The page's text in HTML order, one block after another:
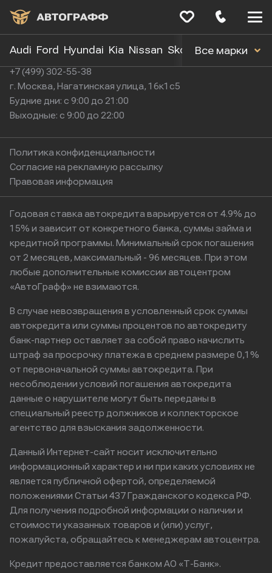
Audi Ford Hyundai Kia Nissan Skoda Toyota
Все марки
+7 (499) 302-55-38
г. Москва, Нагатинская улица, 16к1с5
Будние дни: с 9:00 до 21:00
Выходные: с 9:00 до 22:00
Политика конфиденциальности
Согласие на рекламную рассылку
Правовая информация
Годовая ставка автокредита варьируется от 4.9% до
15% и зависит от конкретного банка, суммы займа и
кредитной программы. Минимальный срок погашения
от 2 месяцев, максимальный - 96 месяцев. При этом
любые дополнительные комиссии автоцентром
«АвтоГрафф» не взимаются.
В случае невозвращения в условленный срок суммы
автокредита или суммы процентов по автокредиту
банк-партнер оставляет за собой право начислить
штраф за просрочку платежа в среднем размере 0,1%
от первоначальной суммы автокредита. При
несоблюдении условий погашения автокредита
данные о нарушителе могут быть переданы в
специальный реестр должников и коллекторское
агентство для взыскания задолженности.
Данный Интернет-сайт носит исключительно
информационный характер и ни при каких условиях не
является публичной офертой, определяемой
положениями Статьи 437 Гражданского кодекса РФ.
Для получения подробной информации о наличии и
стоимости указанных товаров и (или) услуг,
пожалуйста, обращайтесь к менеджерам автоцентра.
Кредит предоставляется банком АО «Т-Банк».